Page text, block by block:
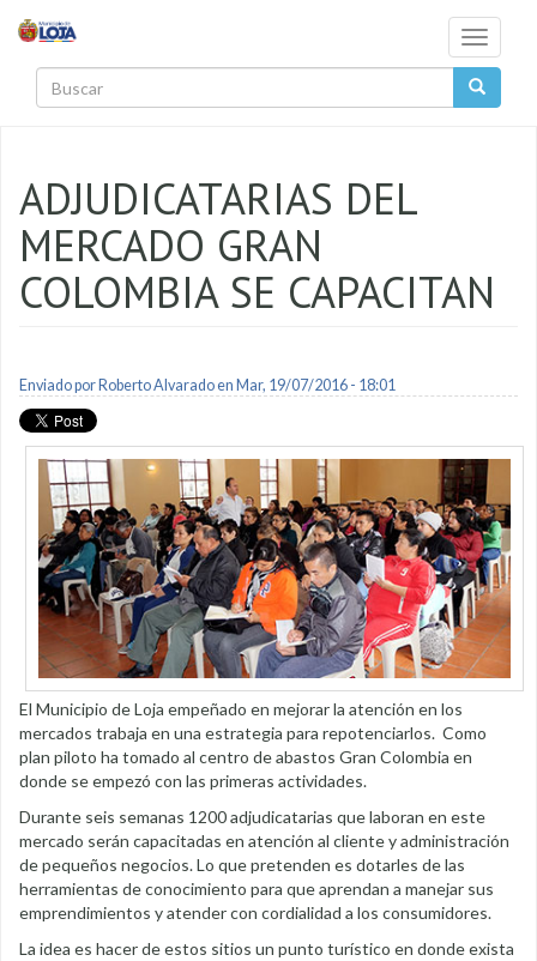
Toggle
ADJUDICATARIAS DEL
MERCADO GRAN
COLOMBIA SE CAPACITAN
Enviado por Roberto Alvaradoen Mar, 19/07/2016 - 18:01
El Municipio de Loja empeñado en mejorar la atención en los
mercados trabaja en una estrategia para repotenciarlos. Como
plan piloto ha tomado al centro de abastos Gran Colombia en
donde se empezó con las primeras actividades.
Durante seis semanas 1200 adjudicatarias que laboran en este
mercado serán capacitadas en atención al cliente y administración
de pequeños negocios. Lo que pretenden es dotarles de las
herramientas de conocimiento para que aprendan a manejar sus
emprendimientos y atender con cordialidad a los consumidores.
La idea es hacer de estos sitios un punto turístico en donde exista